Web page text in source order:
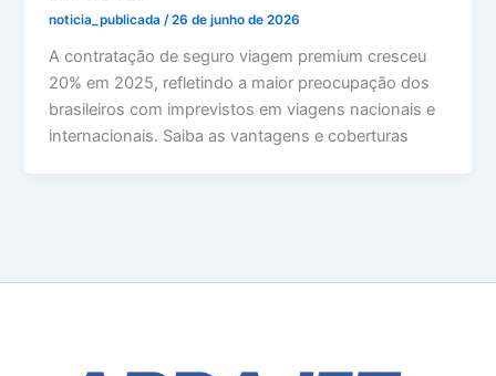
noticia_publicada/26 de junho de 2026
A contratação de seguro viagem premium cresceu
20% em 2025, refletindo a maior preocupação dos
brasileiros com imprevistos em viagens nacionais e
internacionais. Saiba as vantagens e coberturas